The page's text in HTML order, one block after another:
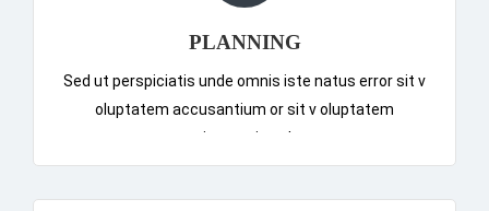
PLANNING
Sed ut perspiciatis unde omnis iste natus error sit v
oluptatem accusantium or sit v oluptatem
accusantiumor sit v oluptatem